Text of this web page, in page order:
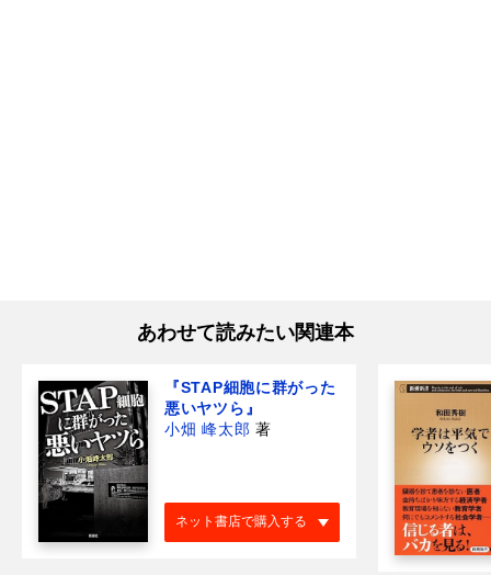
あわせて読みたい関連本
『STAP細胞に群がった
悪いヤツら』
小畑 峰太郎 著
ネット書店で購入する